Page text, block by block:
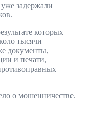
задержали
которых
тысячи
документы,
и печати,
о мошенничестве.